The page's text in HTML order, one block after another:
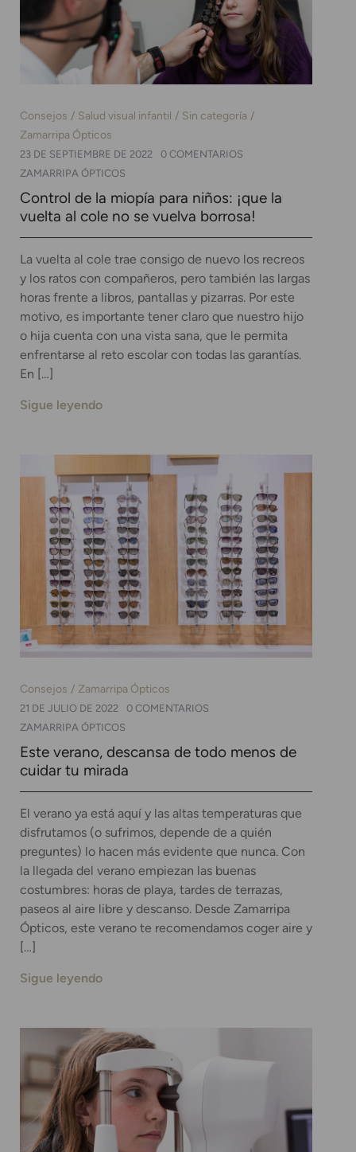
Consejos Salud visual infantil
Sin categoría
Zamarripa Ópticos
23 DE SEPTIEMBRE DE 2022
0 COMENTARIOS
ZAMARRIPA ÓPTICOS
Control de la miopía para niños: ¡que la
vuelta al cole no se vuelva borrosa!
La vuelta al cole trae consigo de nuevo los recreos
y los ratos con compañeros, pero también las largas
horas frente a libros, pantallas y pizarras. Por este
motivo, es importante tener claro que nuestro hijo
o hija cuenta con una vista sana, que le permita
enfrentarse al reto escolar con todas las garantías.
En […]
Sigue leyendo
Consejos Zamarripa Ópticos
21 DE JULIO DE 2022
0 COMENTARIOS
ZAMARRIPA ÓPTICOS
Este verano, descansa de todo menos de
cuidar tu mirada
El verano ya está aquí y las altas temperaturas que
disfrutamos (o sufrimos, depende de a quién
preguntes) lo hacen más evidente que nunca. Con
la llegada del verano empiezan las buenas
costumbres: horas de playa, tardes de terrazas,
paseos al aire libre y descanso. Desde Zamarripa
Ópticos, este verano te recomendamos coger aire y
[…]
Sigue leyendo